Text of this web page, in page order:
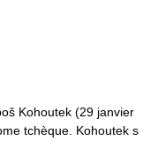
Kohoutek (29 janvier
tchèque. Kohoutek s